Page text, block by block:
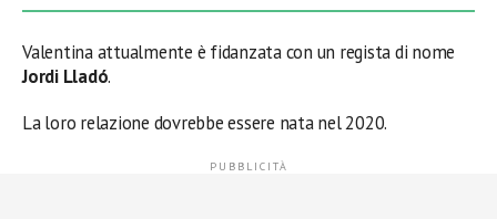
Valentina attualmente è fidanzata con un regista di nome
Jordi Lladó.
La loro relazione dovrebbe essere nata nel 2020.